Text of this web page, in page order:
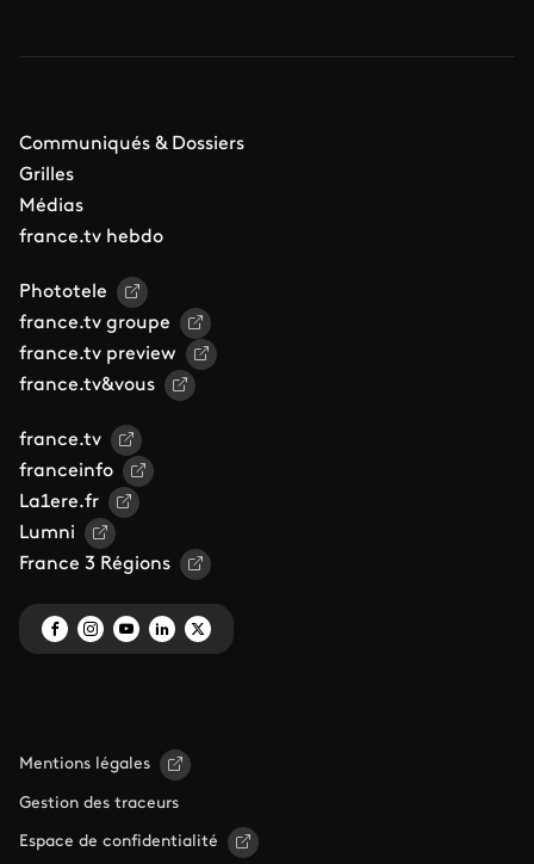
Communiqués & Dossiers
Grilles
Médias
france.tv hebdo
Phototele
france.tv groupe
france.tv preview
france.tv&vous
france.tv
franceinfo
La1ere.fr
Lumni
France 3 Régions
Mentions légales
Gestion des traceurs
Espace de confidentialité